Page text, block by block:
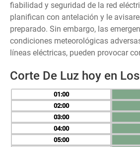
fiabilidad y seguridad de la red
planifican con antelación y le
preparado. Sin embargo, las
condiciones meteorológicas
líneas eléctricas, pueden provocar
Corte De Luz hoy en
01
02
03
04
05